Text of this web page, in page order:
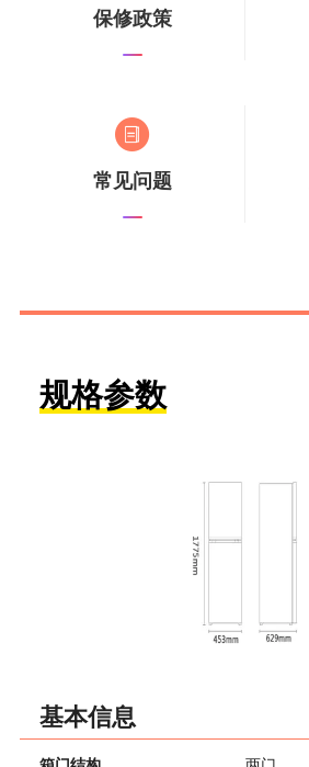
保修政策
常见问题
规格参数
基本信息